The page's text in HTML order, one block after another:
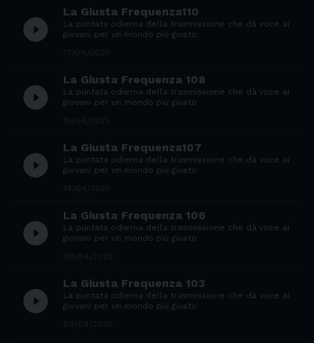
play_circle_filled
La Giusta Frequenza110
La puntata odierna della trasmissione che dà voce ai
giovani per un mondo più giusto
play_circle_filled
La Giusta Frequenza 108
La puntata odierna della trasmissione che dà voce ai
giovani per un mondo più giusto
play_circle_filled
La Giusta Frequenza107
La puntata odierna della trasmissione che dà voce ai
giovani per un mondo più giusto
play_circle_filled
La Giusta Frequenza 106
La puntata odierna della trasmissione che dà voce ai
giovani per un mondo più giusto
play_circle_filled
La Giusta Frequenza 103
La puntata odierna della trasmissione che dà voce ai
giovani per un mondo più giusto